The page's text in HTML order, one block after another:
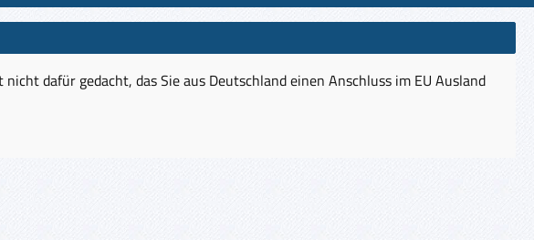
dafür gedacht, das Sie aus Deutschland einen Anschluss im EU Ausland